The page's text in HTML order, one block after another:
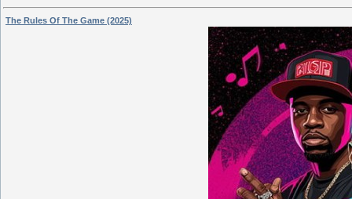
The Rules Of The Game (2025)